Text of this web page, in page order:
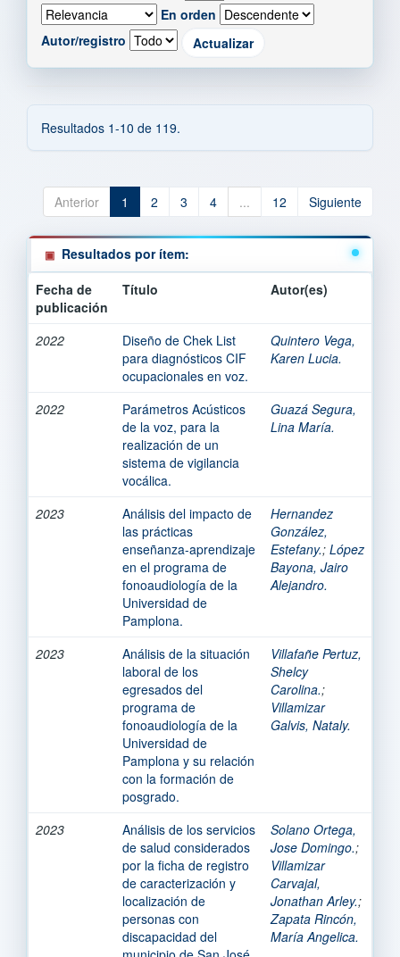
En orden
Autor/registro
Resultados 1-10 de 119.
Anterior 1 2 3 4 ... 12 Siguiente
Resultados por ítem:
Fecha de
publicación
Título Autor(es)
2022
Diseño de Chek List
para diagnósticos CIF
ocupacionales en voz.
Quintero Vega,
Karen Lucia.
2022
Parámetros Acústicos
de la voz, para la
realización de un
sistema de vigilancia
vocálica.
Guazá Segura,
Lina María.
2023
Análisis del impacto de
las prácticas
enseñanza-aprendizaje
en el programa de
fonoaudiología de la
Universidad de
Pamplona.
Hernandez
González,
Estefany.; López
Bayona, Jairo
Alejandro.
2023
Análisis de la situación
laboral de los
egresados del
programa de
fonoaudiología de la
Universidad de
Pamplona y su relación
con la formación de
posgrado.
Villafañe Pertuz,
Shelcy
Carolina.;
Villamizar
Galvis, Nataly.
2023
Análisis de los servicios
de salud considerados
por la ficha de registro
de caracterización y
localización de
personas con
discapacidad del
Solano Ortega,
Jose Domingo.;
Villamizar
Carvajal,
Jonathan Arley.;
Zapata Rincón,
María Angelica.